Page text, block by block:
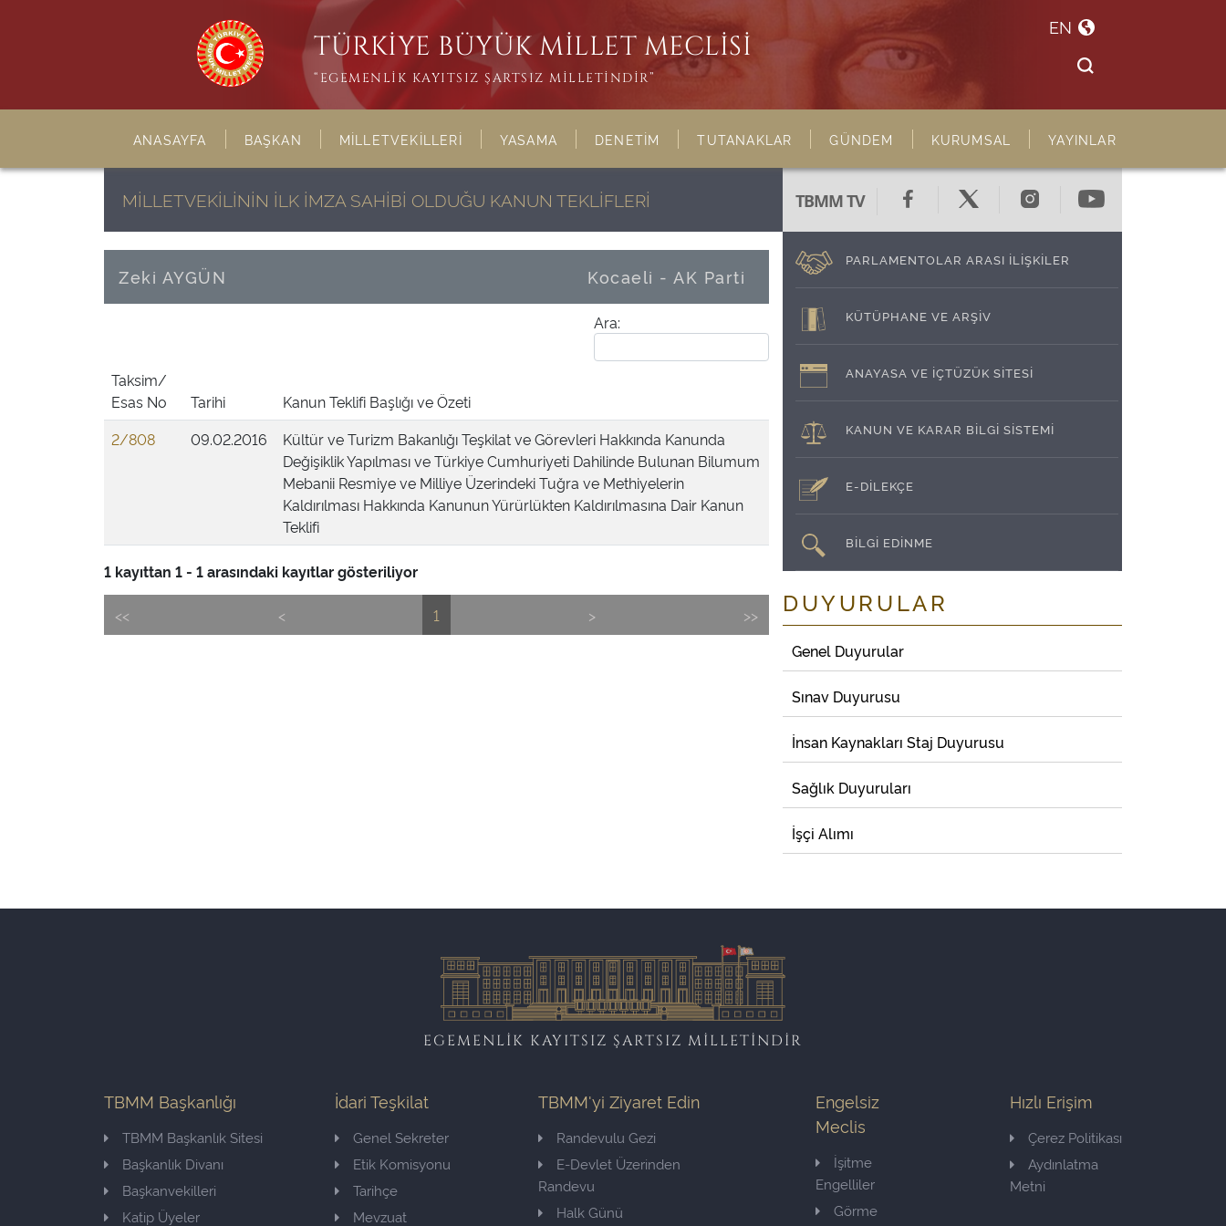
TÜRKİYE BÜYÜK MİLLET MECLİSİ
“EGEMENLİK KAYITSIZ ŞARTSIZ MİLLETİNDİR”
EN
ANASAYFA BAŞKAN MİLLETVEKİLLERİ YASAMA DENETİM TUTANAKLAR GÜNDEM KURUMSAL YAYINLAR
MİLLETVEKİLİNİN İLK İMZA SAHİBİ OLDUĞU KANUN TEKLİFLERİ
Zeki AYGÜN Kocaeli - AK Parti
Ara:
Taksim/
Esas No
Tarihi
Kanun Teklifi Başlığı ve Özeti
2/808
09.02.2016
Kültür ve Turizm Bakanlığı Teşkilat ve Görevleri Hakkında Kanunda
Değişiklik Yapılması ve Türkiye Cumhuriyeti Dahilinde Bulunan Bilumum
Mebanii Resmiye ve Milliye Üzerindeki Tuğra ve Methiyelerin
Kaldırılması Hakkında Kanunun Yürürlükten Kaldırılmasına Dair Kanun
Teklifi
1 kayıttan 1 - 1 arasındaki kayıtlar gösteriliyor
<< < 1 > >>
TBMM TV
PARLAMENTOLAR ARASI İLİŞKİLER
KÜTÜPHANE VE ARŞİV
ANAYASA VE İÇTÜZÜK SİTESİ
KANUN VE KARAR BİLGİ SİSTEMİ
E-DİLEKÇE
BİLGİ EDİNME
DUYURULAR
Genel Duyurular
Sınav Duyurusu
İnsan Kaynakları Staj Duyurusu
Sağlık Duyuruları
İşçi Alımı
EGEMENLİK KAYITSIZ ŞARTSIZ MİLLETİNDİR
TBMM Başkanlığı
TBMM Başkanlık Sitesi
Başkanlık Divanı
Başkanvekilleri
Katip Üyeler
İdari Teşkilat
Genel Sekreter
Etik Komisyonu
Tarihçe
Mevzuat
TBMM'yi Ziyaret Edin
Randevulu Gezi
E-Devlet Üzerinden
Randevu
Halk Günü
Engelsiz
Meclis
İşitme
Engelliler
Görme
Hızlı Erişim
Çerez Politikası
Aydınlatma
Metni